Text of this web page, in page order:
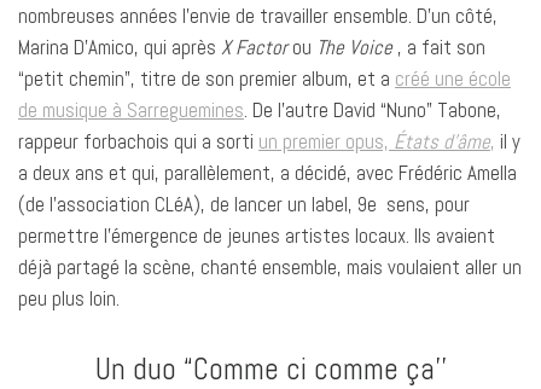
nombreuses années l’envie de travailler ensemble. D’un côté,
Marina D’Amico, qui après X Factorou The Voice, a fait son
“petit chemin”, titre de son premier album, et a créé une école
de musique à Sarreguemines. De l’autre David “Nuno” Tabone,
rappeur forbachois qui a sorti un premier opus, États d’âme, il y
a deux ans et qui, parallèlement, a décidé, avec Frédéric Amella
(de l’association CLéA), de lancer un label, 9e sens, pour
permettre l’émergence de jeunes artistes locaux. Ils avaient
déjà partagé la scène, chanté ensemble, mais voulaient aller un
peu plus loin.
Un duo “Comme ci comme ça’’